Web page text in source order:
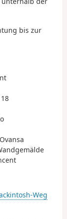
bis zur
Weg